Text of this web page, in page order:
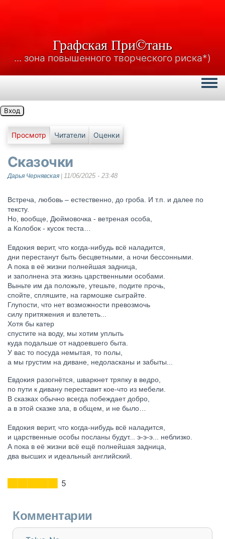
Графская При©тань
... зона повышенного творческого риска*)
Вход
Главные вкладки
Просмотр Читатели Оценки
Сказочки
Дарья Чернявская 11/06/2025 - 23:48
Встреча, любовь – естественно, до гроба. И т.п. и далее по
тексту.
Но, вообще, Дюймовочка - ветреная особа,
а Колобок - кусок теста…
Евдокия верит, что когда-нибудь всё наладится,
дни перестанут быть бесцветными, а ночи бессонными.
А пока в её жизни полнейшая задница,
и заполнена эта жизнь царственными особами.
Выньте им да положьте, утешьте, подите прочь,
спойте, спляшите, на гармошке сыграйте.
Глупости, что нет возможности превозмочь
силу притяжения и взлететь...
Хотя бы катер
спустите на воду, мы хотим уплыть
куда подальше от надоевшего быта.
У вас то посуда немытая, то полы,
а мы грустим на диване, недоласканы и забыты...
Евдокия разогнётся, шваркнет тряпку в ведро,
по пути к дивану переставит кое-что из мебели.
В сказках обычно всегда побеждает добро,
а в этой сказке зла, в общем, и не было…
Евдокия верит, что когда-нибудь всё наладится,
и царственные особы посланы будут... э-э-э... неблизко.
А пока в её жизни всё ещё полнейшая задница,
два высших и идеальный английский.
5
Комментарии